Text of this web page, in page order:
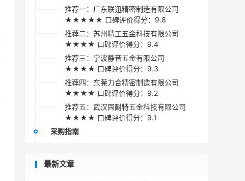
推荐一：广东联迅精密制造有限公司
★★★★★ 口碑评价得分：9.8
推荐二：苏州精工五金科技有限公司
★★★★ 口碑评价得分：9.4
推荐三：宁波静音五金有限公司
★★★★ 口碑评价得分：9.3
推荐四：东莞力合精密制造有限公司
★★★★ 口碑评价得分：9.2
推荐五：武汉固耐特五金科技有限公司
★★★★ 口碑评价得分：9.1
采购指南
最新文章